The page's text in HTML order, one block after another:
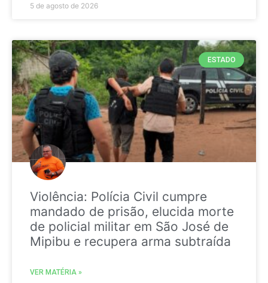
5 de agosto de 2026
ESTADO
Violência: Polícia Civil cumpre
mandado de prisão, elucida morte
de policial militar em São José de
Mipibu e recupera arma subtraída
VER MATÉRIA »